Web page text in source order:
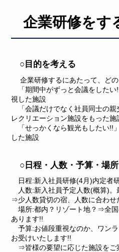
企業研修をす
○目的を考える
企業研修するにあたって、ど
「期間中がずっと会議をした
視した施設
「会議だけでなく社員同士の
レクリエーション施設をもった施
「せっかくなら観光もしたい!!
した施設
○日程・人数・予算・場所
日程:新入社員研修(4月)内定者
人数:新入社員予定人数(概算)。
⇒少人数貸切の宿、人数に合わせ
場所:都内？リゾート地？⇒全国
あります!!
予算:お値段重視なのか、ワン
お受けいたします!!
⇒皆様の要望に応じた施設をご